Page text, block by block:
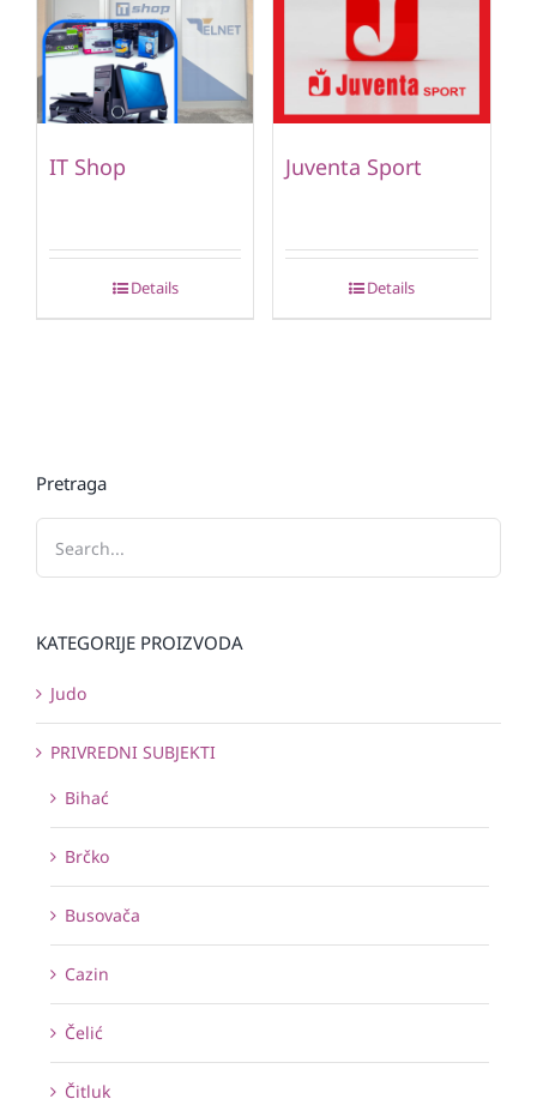
IT Shop
Details
Juventa Sport
Details
Pretraga
KATEGORIJE PROIZVODA
Judo
PRIVREDNI SUBJEKTI
Bihać
Brčko
Busovača
Cazin
Čelić
Čitluk